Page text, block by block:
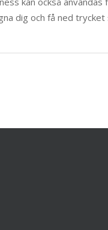
dig och få ned trycket